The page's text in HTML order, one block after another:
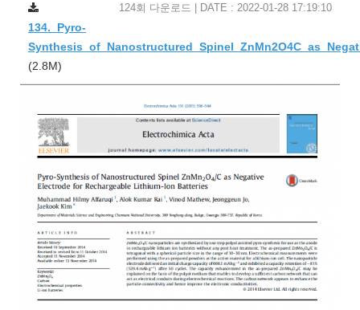
134._Pyro-
(2.8M)
124회 다운로드 | DATE : 2022-01-28 17:19:10